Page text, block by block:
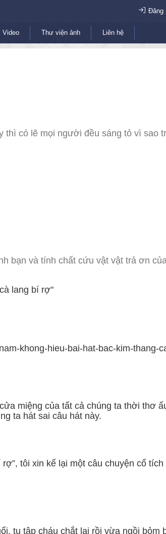
Đăng
Video Thư viện ảnh Liên hệ
có lẽ mọi người đều sáng tỏ vì sao
bạn và tính chất cứu vật vật trả ơn
lang bí rợ"
khong-hieu-bai-hat-bac-kim-thang-
miệng của tất cả chúng ta thời thơ
ta hát sai câu hát này.
tôi xin kể lại một câu chuyện cổ
tụ tập cháu chắt lại rồi vừa ngồi bỏm